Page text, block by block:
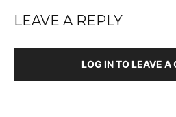
LEAVE A REPLY
LOG IN TO LEAVE A